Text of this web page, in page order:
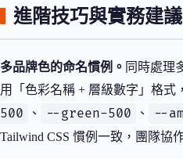
進階技巧與實務建議
多品牌色的命名慣例。 同時處理
用「色彩名稱 + 層級數字」格式
500
、 --green-500 、 --
Tailwind CSS 慣例一致，團隊協